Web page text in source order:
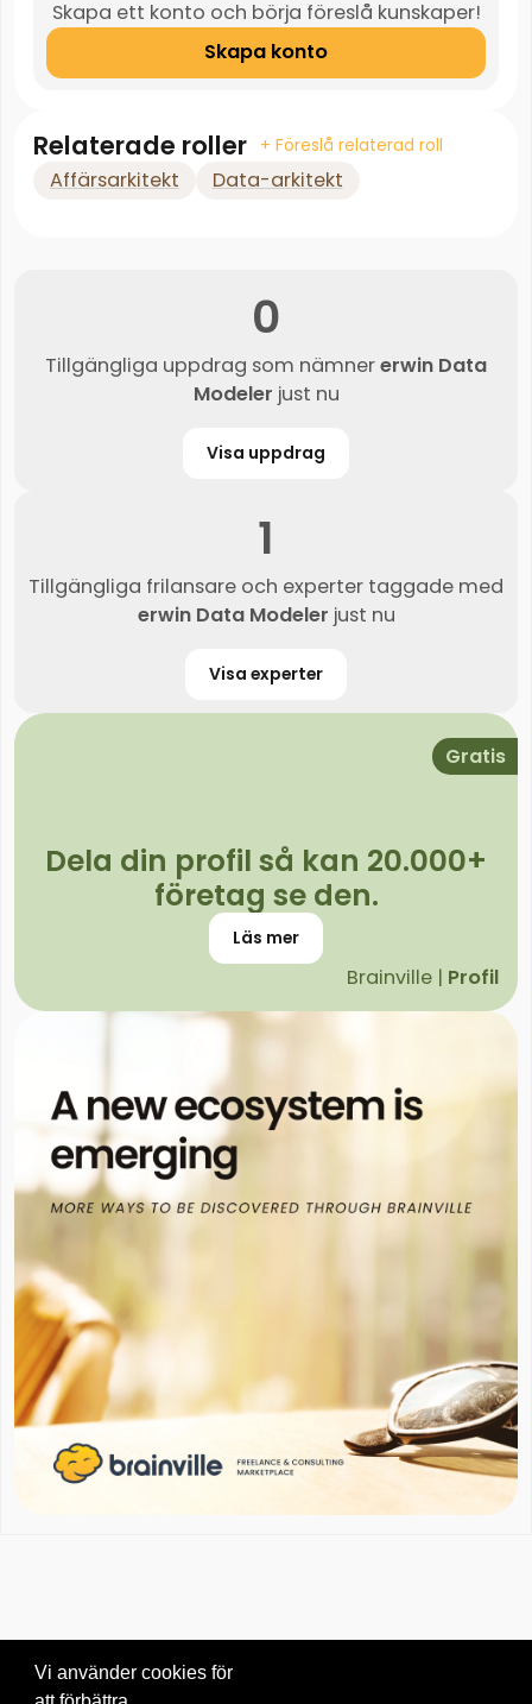
Skapa ett konto och börja föreslå kunskaper!
Skapa konto
Relaterade roller + Föreslå relaterad roll
Affärsarkitekt Data-arkitekt
0
Tillgängliga uppdrag som nämnererwin Data
Modeler just nu
Visa uppdrag
1
Tillgängliga frilansare och experter taggade med
erwin Data Modeler just nu
Visa experter
Gratis
Dela din profil så kan 20.000+
företag se den.
Läs mer
Brainville | Profil
Vi använder cookies för